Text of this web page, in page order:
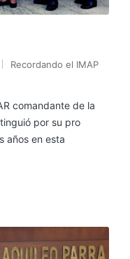
Recordando el IMAP
comandante de la
por su pro
años en esta